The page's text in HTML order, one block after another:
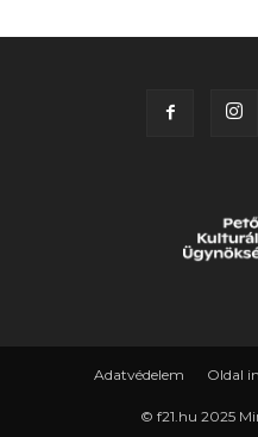
Adatvédelem Oldal
© f21.hu 2025